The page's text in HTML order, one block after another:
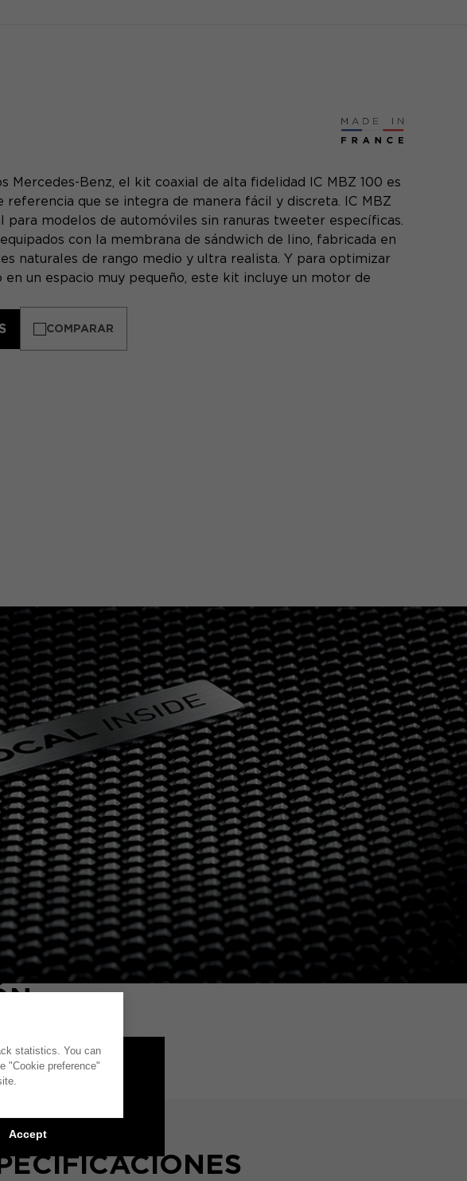
Mercedes-Benz, el kit coaxial de alta fidelidad IC MBZ 100 es
referencia que se integra de manera fácil y discreta. IC MBZ
para modelos de automóviles sin ranuras tweeter específicas.
con la membrana de sándwich de lino, fabricada en
naturales de rango medio y ultra realista. Y para optimizar
en un espacio muy pequeño, este kit incluye un motor de
COMPARAR